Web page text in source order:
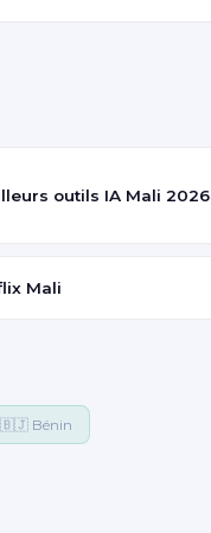
outils IA Mali 2026
Mali
🇧🇯 Bénin